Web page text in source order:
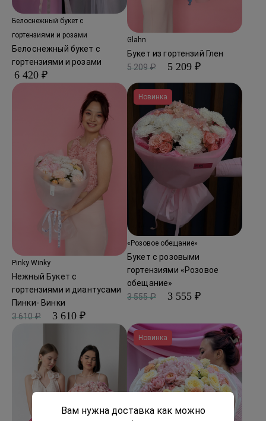
Белоснежный букет с
гортензиями и розами
Белоснежный букет с
гортензиями и розами
6 420 ₽
Glahn
Букет из гортензий Глен
5 209 ₽
5 209 ₽
Pinky Winky
Нежный Букет с
гортензиями и диантусами
Пинки- Винки
3 610 ₽
3 610 ₽
Новинка
«Розовое обещание»
Букет с розовыми
гортензиями «Розовое
обещание»
3 555 ₽
3 555 ₽
Новинка
Вам нужна доставка как можно